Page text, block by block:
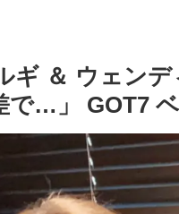
ギ ＆ ウェン
で…」 GOT7